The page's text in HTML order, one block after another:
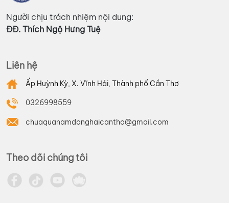
Người chịu trách nhiệm nội dung:
ĐĐ. Thích Ngộ Hưng Tuệ
Liên hệ
Ấp Huỳnh Kỳ, X. Vĩnh Hải, Thành phố Cần Thơ
0326998559
chuaquanamdonghaicantho@gmail.com
Theo dõi chúng tôi